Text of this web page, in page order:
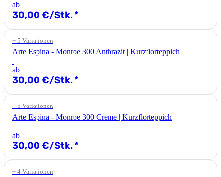
ab
30,00 €/Stk. *
+ 5 Variationen
Arte Espina - Monroe 300 Anthrazit | Kurzflorteppich
ab
30,00 €/Stk. *
+ 5 Variationen
Arte Espina - Monroe 300 Creme | Kurzflorteppich
ab
30,00 €/Stk. *
+ 4 Variationen